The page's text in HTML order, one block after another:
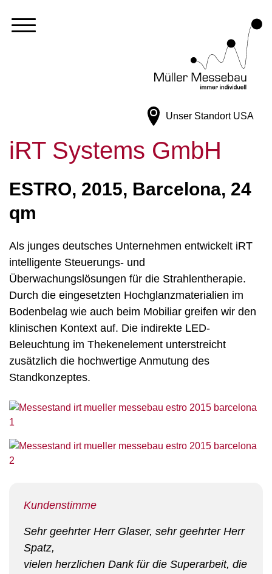
Unser Standort USA
iRT Systems GmbH
ESTRO, 2015, Barcelona, 24
qm
Als junges deutsches Unternehmen entwickelt iRT
intelligente Steuerungs- und
Überwachungslösungen für die Strahlentherapie.
Durch die eingesetzten Hochglanzmaterialien im
Bodenbelag wie auch beim Mobiliar greifen wir den
klinischen Kontext auf. Die indirekte LED-
Beleuchtung im Thekenelement unterstreicht
zusätzlich die hochwertige Anmutung des
Standkonzeptes.
Kundenstimme
Sehr geehrter Herr Glaser, sehr geehrter Herr
Spatz,
vielen herzlichen Dank für die Superarbeit, die